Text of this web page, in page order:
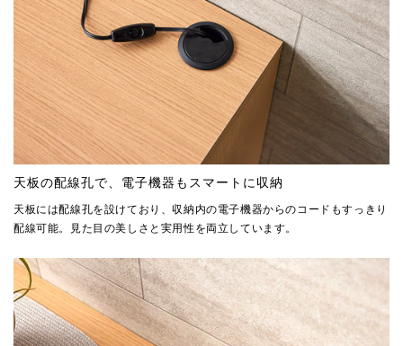
天板の配線孔で、電子機器もスマートに収納
天板には配線孔を設けており、収納内の電子機器からのコードもすっきり
配線可能。見た目の美しさと実用性を両立しています。